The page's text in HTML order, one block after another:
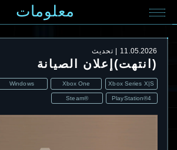
معلومات
11.05.2026 تحديث
(انتهت)إعلان الصيانة
Xbox Series X|S
Xbox One
Windows
PlayStation®4
Steam®